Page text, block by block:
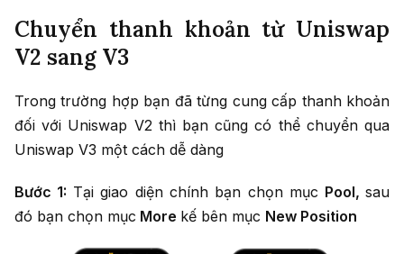
Chuyển thanh khoản từ Uniswap
V2 sang V3
Trong trường hợp bạn đã từng cung cấp thanh khoản
đối với Uniswap V2 thì bạn cũng có thể chuyển qua
Uniswap V3 một cách dễ dàng
Bước 1: Tại giao diện chính bạn chọn mục Pool,sau
đó bạn chọn mục More kế bên mục New Position